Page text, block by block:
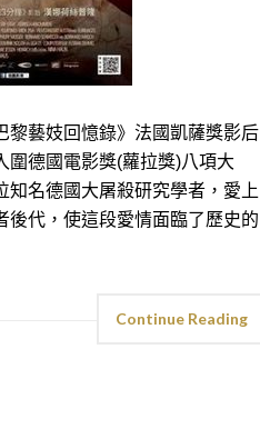
藝妓回憶錄》法國凱薩獎影后
圍德國電影獎(蘿拉獎)八項大
名德國大屠殺研究學者，愛上
後代，使這段愛情面臨了歷史的
Continue Reading